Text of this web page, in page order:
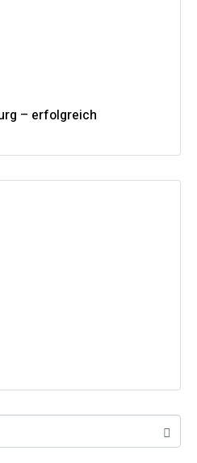
– erfolgreich